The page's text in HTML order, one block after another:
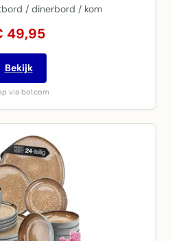
/ dinerbord / kom
49,95
Bekijk
via bol.com